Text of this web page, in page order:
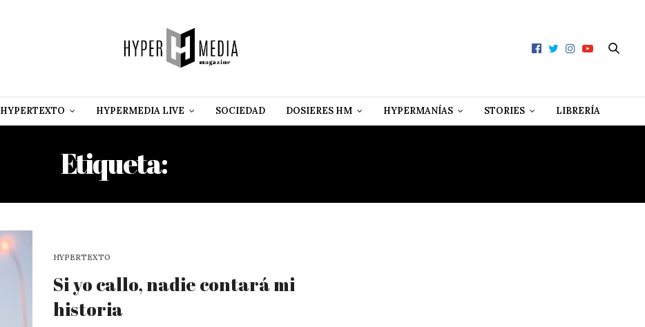
HYPERTEXTO HYPERMEDIA LIVE SOCIEDAD DOSIERES HM HYPERMANÍAS STORIES LIBRERÍA
Etiqueta:
HYPERTEXTO
Si yo callo, nadie contará mi
historia